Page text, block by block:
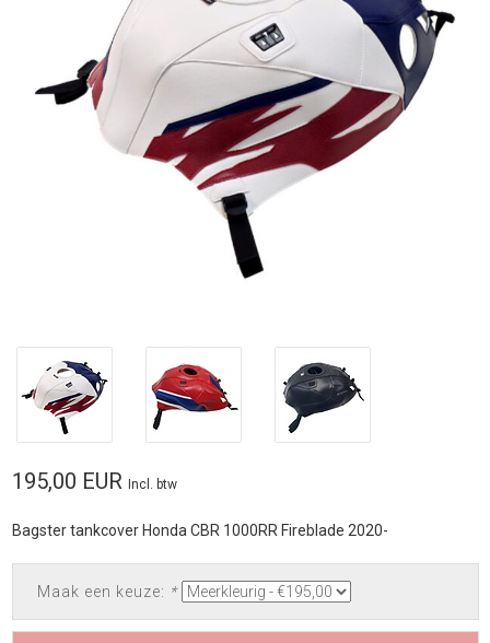
195,00 EUR Incl. btw
Bagster tankcover Honda CBR 1000RR Fireblade 2020-
Maak een keuze: *